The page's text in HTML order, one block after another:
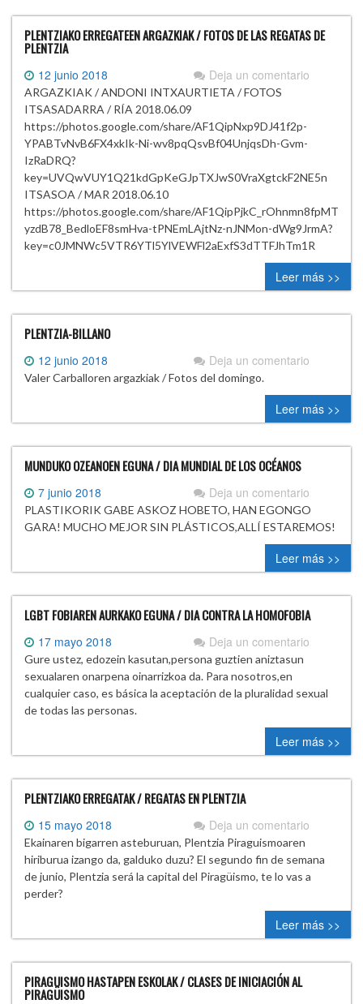
PLENTZIAKO ERREGATEEN ARGAZKIAK / FOTOS DE LAS REGATAS DE
PLENTZIA
12 junio 2018 Deja un comentario
ARGAZKIAK / ANDONI INTXAURTIETA / FOTOS
ITSASADARRA / RÍA 2018.06.09
https://photos.google.com/share/AF1QipNxp9DJ41f2p-
YPABTvNvB6FX4xkIk-Ni-wv8pqQsvBf04UnjqsDh-Gvm-
IzRaDRQ?
key=UVQwVUY1Q21kdGpKeGJpTXJwS0VraXgtckF2NE5n
ITSASOA / MAR 2018.06.10
https://photos.google.com/share/AF1QipPjkC_rOhnmn8fpMT
yzdB78_BedloEF8smHva-tPNEmLAjtNz-nJNMon-dWg9JrmA?
key=c0JMNWc5VTR6YTl5YlVEWFl2aExfS3dTTFJhTm1R
Leer más >>
PLENTZIA-BILLANO
12 junio 2018 Deja un comentario
Valer Carballoren argazkiak / Fotos del domingo.
Leer más >>
MUNDUKO OZEANOEN EGUNA / DIA MUNDIAL DE LOS OCÉANOS
7 junio 2018 Deja un comentario
PLASTIKORIK GABE ASKOZ HOBETO, HAN EGONGO
GARA! MUCHO MEJOR SIN PLÁSTICOS,ALLÍ ESTAREMOS!
Leer más >>
LGBT FOBIAREN AURKAKO EGUNA / DIA CONTRA LA HOMOFOBIA
17 mayo 2018 Deja un comentario
Gure ustez, edozein kasutan,persona guztien aniztasun
sexualaren onarpena oinarrizkoa da. Para nosotros,en
cualquier caso, es básica la aceptación de la pluralidad sexual
de todas las personas.
Leer más >>
PLENTZIAKO ERREGATAK / REGATAS EN PLENTZIA
15 mayo 2018 Deja un comentario
Ekainaren bigarren asteburuan, Plentzia Piraguismoaren
hiriburua izango da, galduko duzu? El segundo fin de semana
de junio, Plentzia será la capital del Piragüismo, te lo vas a
perder?
Leer más >>
PIRAGUISMO HASTAPEN ESKOLAK / CLASES DE INICIACIÓN AL
PIRAGÜISMO